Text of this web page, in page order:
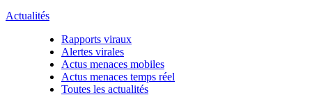
Actualités
Rapports viraux
Alertes virales
Actus menaces mobiles
Actus menaces temps réel
Toutes les actualités